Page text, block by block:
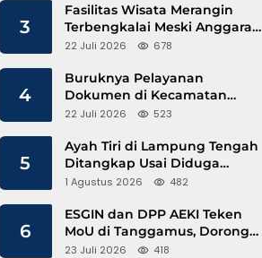
3
Fasilitas Wisata Merangin
Terbengkalai Meski Anggaran
Perawatan Terus Mengalir
22 Juli 2026 678
4
Buruknya Pelayanan
Dokumen di Kecamatan
Pangkalan Susu, Kinerja
22 Juli 2026 523
5
Ayah Tiri di Lampung Tengah
Ditangkap Usai Diduga
Hamili Anak di Bawah Umur
1 Agustus 2026 482
6
ESGIN dan DPP AEKI Teken
MoU di Tanggamus, Dorong
Ekonomi Hijau Berbasis Kopi
23 Juli 2026 418